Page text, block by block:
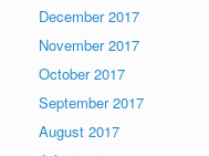
December 2017
November 2017
October 2017
September 2017
August 2017